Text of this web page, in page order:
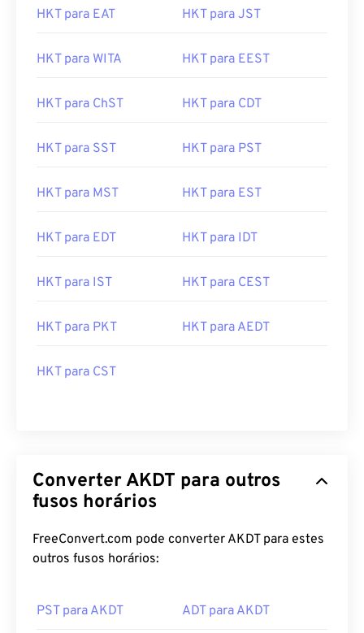
HKT para EAT HKT para JST
HKT para WITA HKT para EEST
HKT para ChST HKT para CDT
HKT para SST HKT para PST
HKT para MST HKT para EST
HKT para EDT HKT para IDT
HKT para IST HKT para CEST
HKT para PKT HKT para AEDT
HKT para CST
Converter AKDT para outros
fusos horários
FreeConvert.com pode converter AKDT para estes
outros fusos horários:
PST para AKDT ADT para AKDT